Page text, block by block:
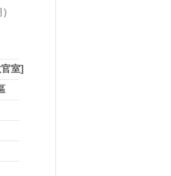
)
室]